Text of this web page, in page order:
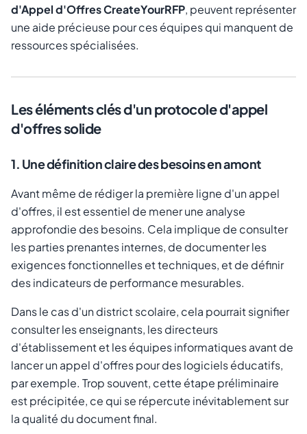
d'Appel d'Offres CreateYourRFP, peuvent représenter
une aide précieuse pour ces équipes qui manquent de
ressources spécialisées.
Les éléments clés d'un protocole d'appel
d'offres solide
1. Une définition claire des besoins en amont
Avant même de rédiger la première ligne d'un appel
d'offres, il est essentiel de mener une analyse
approfondie des besoins. Cela implique de consulter
les parties prenantes internes, de documenter les
exigences fonctionnelles et techniques, et de définir
des indicateurs de performance mesurables.
Dans le cas d'un district scolaire, cela pourrait signifier
consulter les enseignants, les directeurs
d'établissement et les équipes informatiques avant de
lancer un appel d'offres pour des logiciels éducatifs,
par exemple. Trop souvent, cette étape préliminaire
est précipitée, ce qui se répercute inévitablement sur
la qualité du document final.